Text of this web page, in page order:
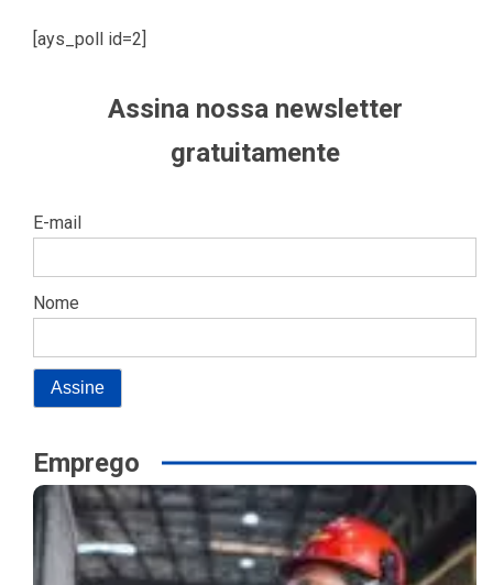
[ays_poll id=2]
Assina nossa newsletter
gratuitamente
E-mail
Nome
Emprego